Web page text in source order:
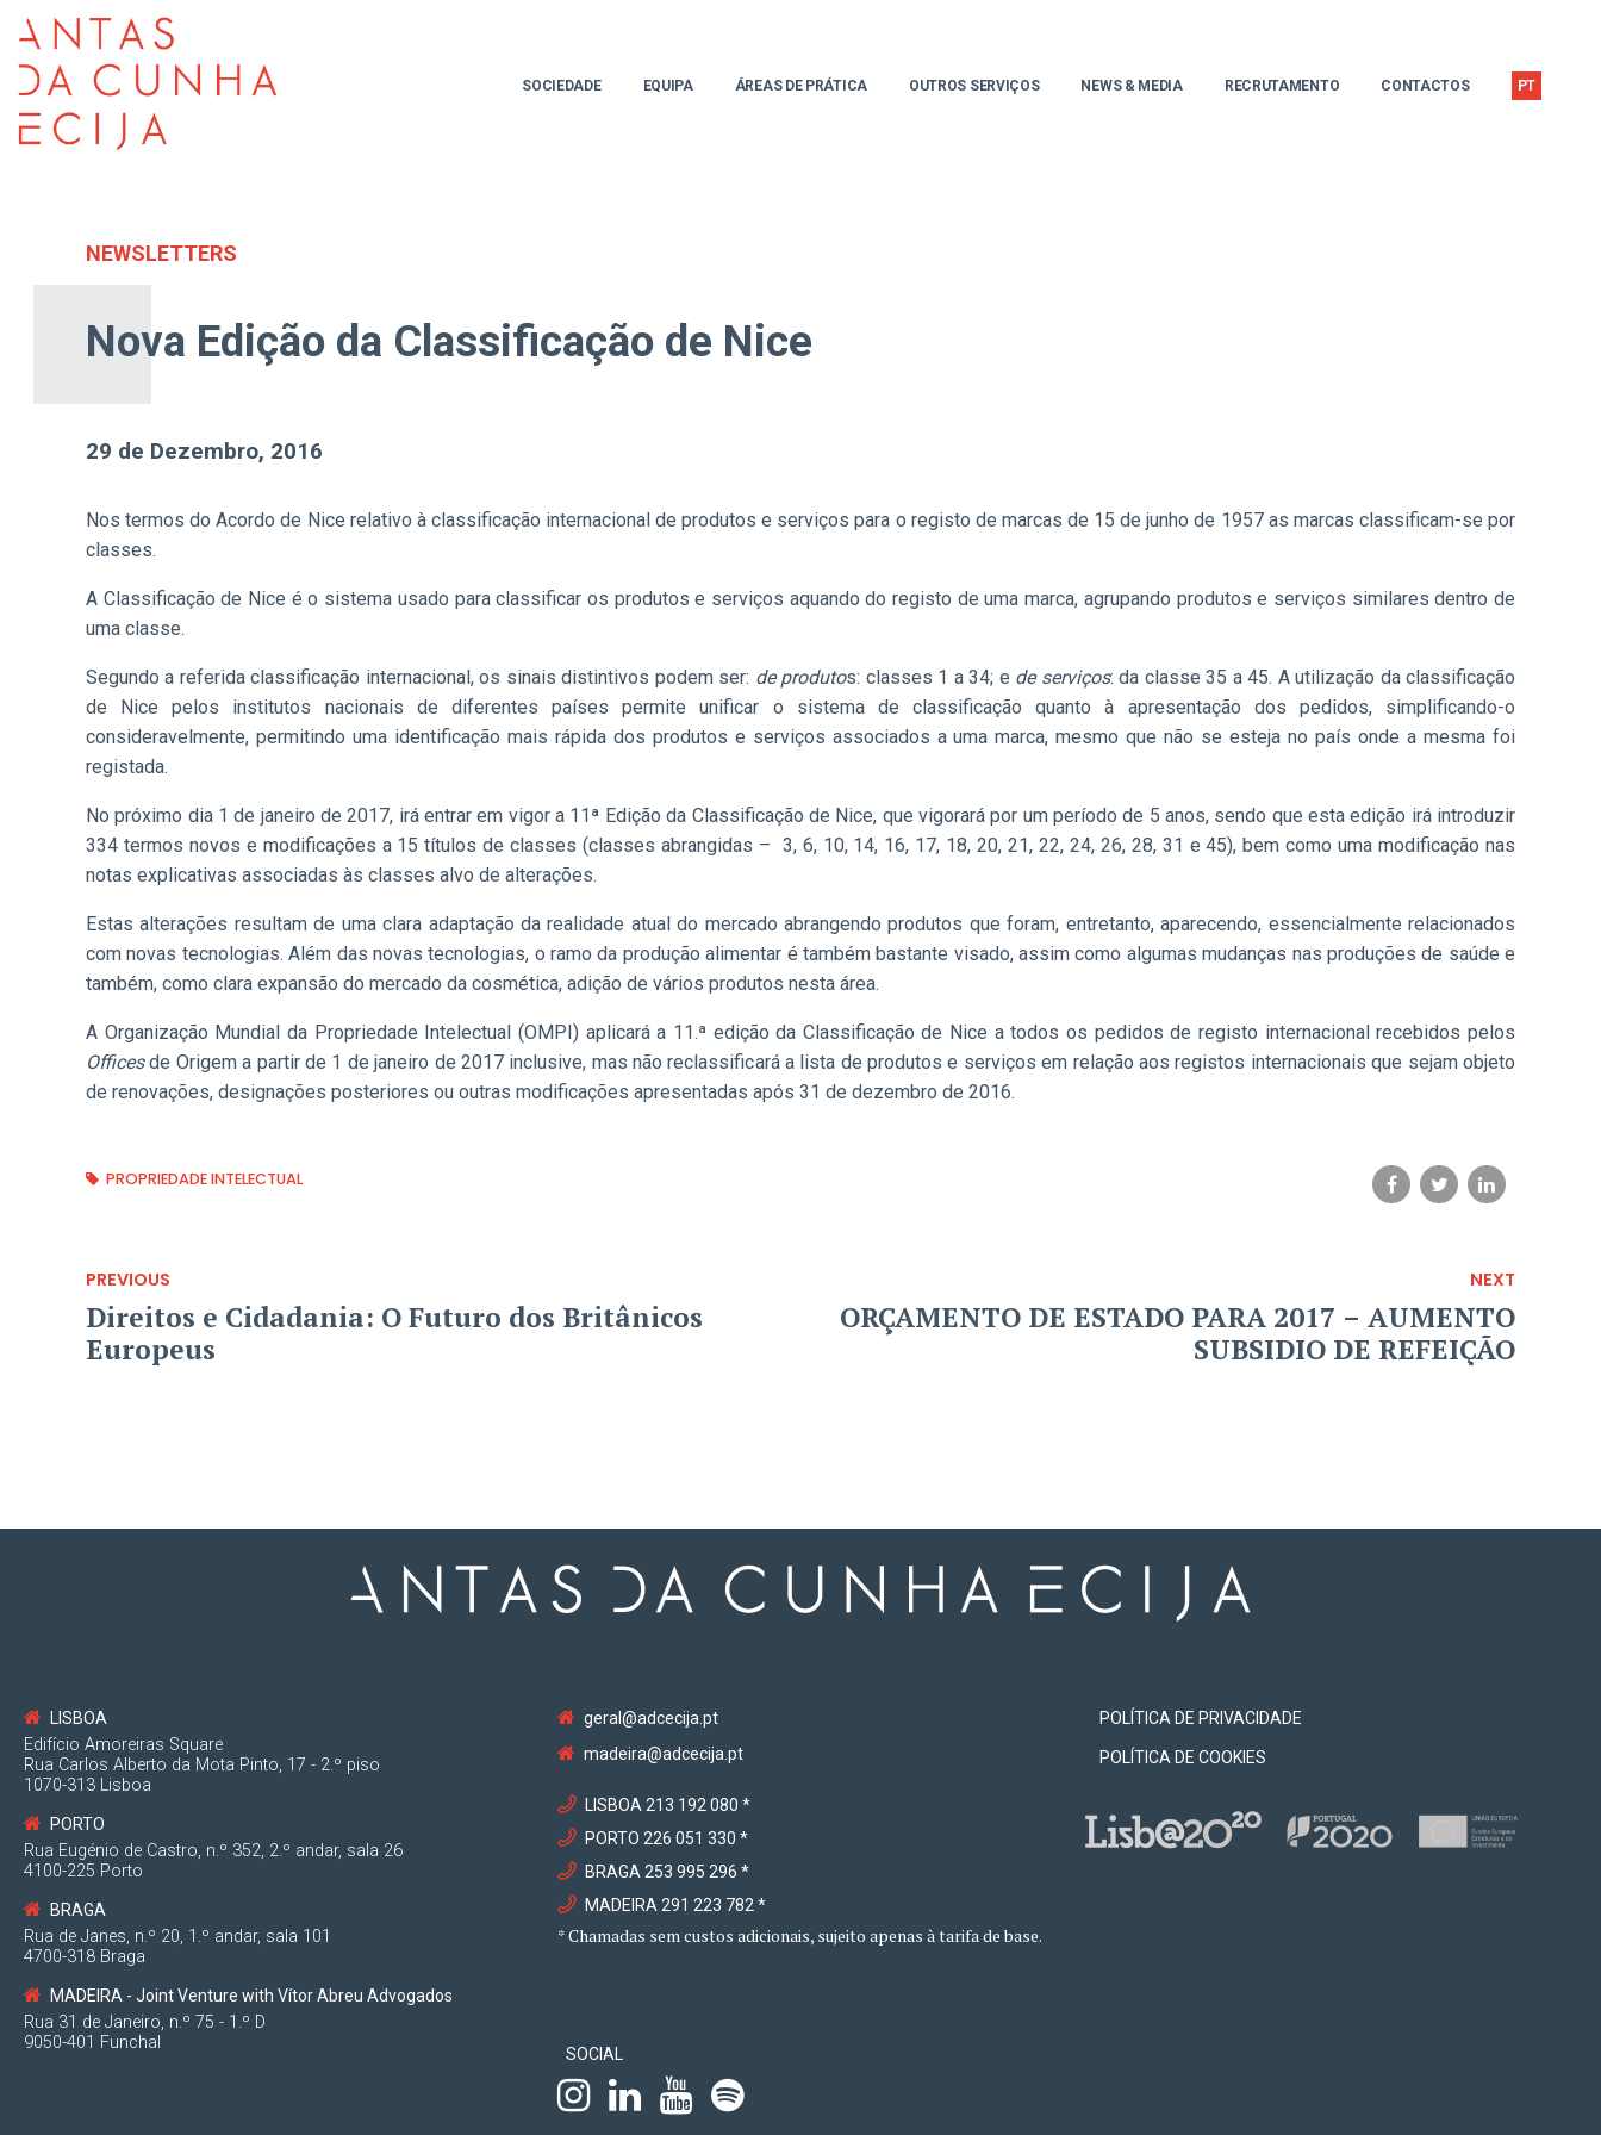
SOCIEDADE EQUIPA ÁREAS DE PRÁTICA OUTROS SERVIÇOS NEWS & MEDIA RECRUTAMENTO CONTACTOS PT
NEWSLETTERS
Nova Edição da Classificação de Nice
29 de Dezembro, 2016
Nos termos do Acordo de Nice relativo à classificação internacional de produtos e serviços para o registo de marcas de 15 de junho de 1957 as marcas classificam-se por
classes.
A Classificação de Nice é o sistema usado para classificar os produtos e serviços aquando do registo de uma marca, agrupando produtos e serviços similares dentro de
uma classe.
Segundo a referida classificação internacional, os sinais distintivos podem ser: de produtos: classes 1 a 34; e de serviços: da classe 35 a 45. A utilização da classificação
de Nice pelos institutos nacionais de diferentes países permite unificar o sistema de classificação quanto à apresentação dos pedidos, simplificando-o
consideravelmente, permitindo uma identificação mais rápida dos produtos e serviços associados a uma marca, mesmo que não se esteja no país onde a mesma foi
registada.
No próximo dia 1 de janeiro de 2017, irá entrar em vigor a 11ª Edição da Classificação de Nice, que vigorará por um período de 5 anos, sendo que esta edição irá introduzir
334 termos novos e modificações a 15 títulos de classes (classes abrangidas – 3, 6, 10, 14, 16, 17, 18, 20, 21, 22, 24, 26, 28, 31 e 45), bem como uma modificação nas
notas explicativas associadas às classes alvo de alterações.
Estas alterações resultam de uma clara adaptação da realidade atual do mercado abrangendo produtos que foram, entretanto, aparecendo, essencialmente relacionados
com novas tecnologias. Além das novas tecnologias, o ramo da produção alimentar é também bastante visado, assim como algumas mudanças nas produções de saúde e
também, como clara expansão do mercado da cosmética, adição de vários produtos nesta área.
A Organização Mundial da Propriedade Intelectual (OMPI) aplicará a 11.ª edição da Classificação de Nice a todos os pedidos de registo internacional recebidos pelos
Officesde Origem a partir de 1 de janeiro de 2017 inclusive, mas não reclassificará a lista de produtos e serviços em relação aos registos internacionais que sejam objeto
de renovações, designações posteriores ou outras modificações apresentadas após 31 de dezembro de 2016.
PROPRIEDADE INTELECTUAL
PREVIOUS
Direitos e Cidadania: O Futuro dos Britânicos
Europeus
NEXT
ORÇAMENTO DE ESTADO PARA 2017 – AUMENTO
SUBSIDIO DE REFEIÇÃO
LISBOA
Edifício Amoreiras Square
Rua Carlos Alberto da Mota Pinto, 17 - 2.º piso
1070-313 Lisboa
PORTO
Rua Eugénio de Castro, n.º 352, 2.º andar, sala 26
4100-225 Porto
BRAGA
Rua de Janes, n.º 20, 1.º andar, sala 101
4700-318 Braga
MADEIRA - Joint Venture with Vítor Abreu Advogados
Rua 31 de Janeiro, n.º 75 - 1.º D
9050-401 Funchal
geral@adcecija.pt
madeira@adcecija.pt
LISBOA 213 192 080 *
PORTO 226 051 330 *
BRAGA 253 995 296 *
MADEIRA 291 223 782 *
* Chamadas sem custos adicionais, sujeito apenas à tarifa de base.
SOCIAL
POLÍTICA DE PRIVACIDADE
POLÍTICA DE COOKIES